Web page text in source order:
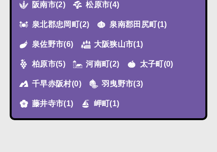
阪南市(2) 松原市(4)
泉北郡忠岡町(2) 泉南郡田尻町(1)
泉佐野市(6) 大阪狭山市(1)
柏原市(5) 河南町(2) 太子町(0)
千早赤阪村(0) 羽曳野市(3)
藤井寺市(1) 岬町(1)